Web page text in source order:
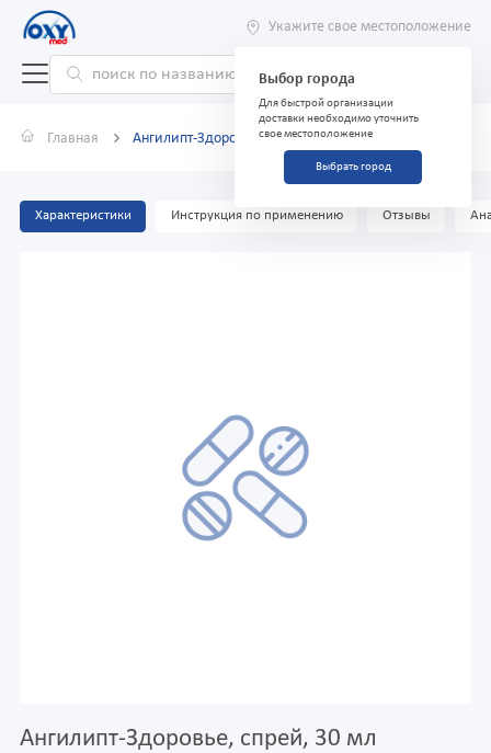
Укажите свое местоположение
Выбор города
Для быстрой организации
доставки необходимо уточнить
свое местоположение
Выбрать город
Главная Ангилипт-Здоровье, спрей, 30 мл
Характеристики Инструкция по применению Отзывы
Ангилипт-Здоровье, спрей, 30 мл